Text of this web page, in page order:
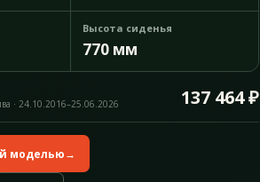
Высота сиденья
770 мм
137 464 ₽
· 24.10.2016–25.06.2026
моделью→